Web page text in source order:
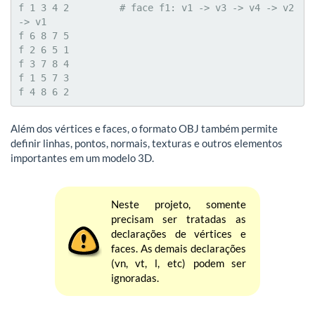
f 1 3 4 2         # face f1: v1 -> v3 -> v4 -> v2
-> v1
f 6 8 7 5
f 2 6 5 1
f 3 7 8 4
f 1 5 7 3
f 4 8 6 2
Além dos vértices e faces, o formato OBJ também permite
definir linhas, pontos, normais, texturas e outros elementos
importantes em um modelo 3D.
Neste projeto, somente
precisam ser tratadas as
declarações de vértices e
faces. As demais declarações
(vn, vt, l, etc) podem ser
ignoradas.